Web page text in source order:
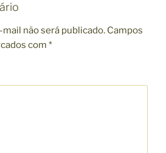
não será publicado. Campos
com *